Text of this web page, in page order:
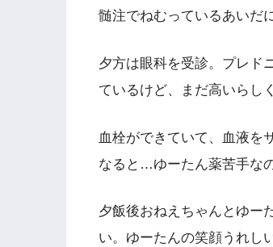
髄注でねむっているあいだ
夕方は眼科を受診。プレド
ているけど、まだ高いらし
血栓ができていて、血液を
なると…ゆーたん薬苦手な
夕飯後おねえちゃんとゆー
い。ゆーたんの笑顔うれし